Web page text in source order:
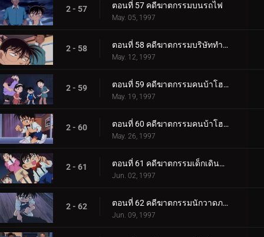
2 - 57 ตอนที่ 57 คดีฆาตกรรมบนรถไฟ
May. 05, 1997
2 - 58 ตอนที่ 58 คดีฆาตกรรมบริษัททำความสะอาด
May. 12, 1997
2 - 59 ตอนที่ 59 คดีฆาตกรรมคนบ้าโฮล์มส์ (ตอนแรก)
May. 19, 1997
2 - 60 ตอนที่ 60 คดีฆาตกรรมคนบ้าโฮล์มส์ (ตอนจบ)
May. 26, 1997
2 - 61 ตอนที่ 61 คดีฆาตกรรมเด็กเดินจ่ายตลาด
Jun. 02, 1997
2 - 62 ตอนที่ 62 คดีฆาตกรรมนักวาดภาพ
Jun. 09, 1997